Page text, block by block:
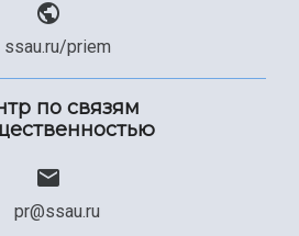
ssau.ru/priem
по связям
pr@ssau.ru